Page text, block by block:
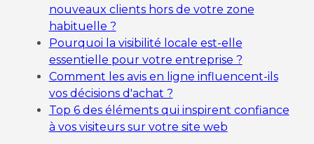
nouveaux clients hors de votre zone
habituelle ?
Pourquoi la visibilité locale est-elle
essentielle pour votre entreprise ?
Comment les avis en ligne influencent-ils
vos décisions d'achat ?
Top 6 des éléments qui inspirent confiance
à vos visiteurs sur votre site web